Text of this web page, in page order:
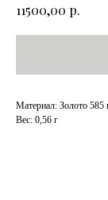
11500,00 р.
Материал: Золото 585
Вес: 0,56 г